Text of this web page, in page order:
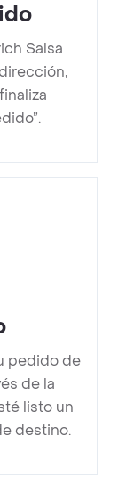
Salsa
pedido de
de la
listo un
destino.